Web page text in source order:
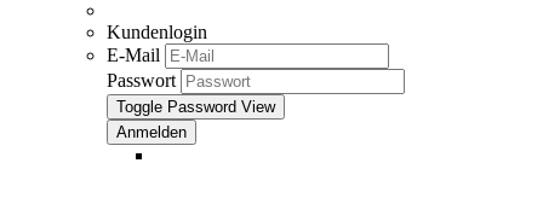
Kundenlogin
E-Mail
Passwort
Toggle Password View